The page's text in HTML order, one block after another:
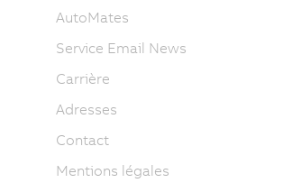
AutoMates
Service Email News
Carrière
Adresses
Contact
Mentions légales